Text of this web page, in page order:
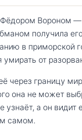
Фёдором Вороном
получила
в приморской
от
через границу
она не может
а он видит
самом.